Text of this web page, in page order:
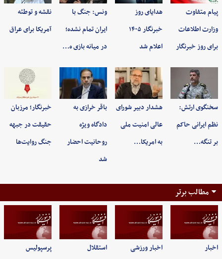
پیام متفاوت
وزارت اطلاعات
برای روز خبرنگار
هدایای روز
خبرنگار ۱۴۰۵
اعلام شد
ونس: جنگ با
ایران تمام نشده؛
در میانه بازی ه…
نقشه و توطئه
آمریکا برای عراق
سخنگوی ارتش:
نظم ایرانی حاکم
بر تنگه…
هشدار دبیر شورای
عالی امنیت ملی
به امریکا…
باقر خرازی به
دادگاه ویژه
روحانیت احضار
شد
خبرنگار؛ مرزبان
حقیقت در جبهه
جنگ روایت‌ها
مطالب برتر
اخبار اخبار ورزشی استقلال پرسپولیس